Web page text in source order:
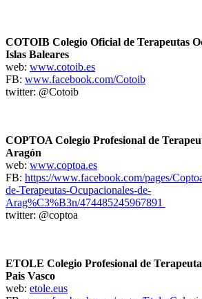
COTOIB Colegio Oficial de Terapeutas
Islas Baleares
web: www.cotoib.es
FB: www.facebook.com/Cotoib
twitter: @Cotoib
COPTOA Colegio Profesional de
Aragón
web: www.coptoa.es
FB: https://www.facebook.com/pages/
de-Terapeutas-Ocupacionales-de-
Arag%C3%B3n/474485245967891
twitter: @coptoa
ETOLE Colegio Profesional de
Pais Vasco
web: etole.eus